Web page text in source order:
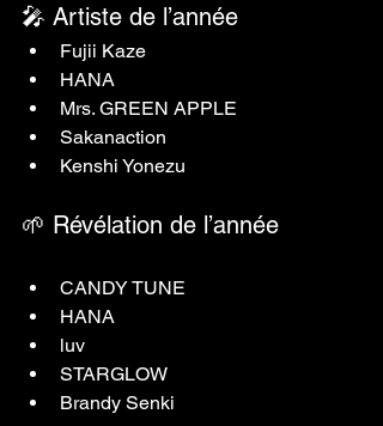
🎤 Artiste de l’année
Fujii Kaze
HANA
Mrs. GREEN APPLE
Sakanaction
Kenshi Yonezu
🌱 Révélation de l’année
CANDY TUNE
HANA
luv
STARGLOW
Brandy Senki